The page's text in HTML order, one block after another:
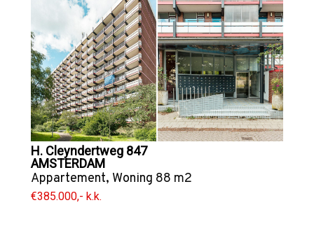
H. Cleyndertweg 847
AMSTERDAM
Appartement, Woning 88 m2
€385.000,- k.k.